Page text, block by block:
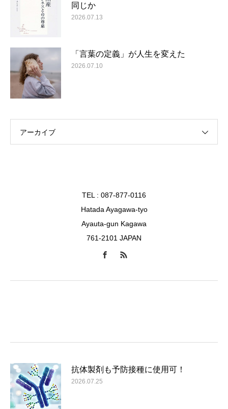
同じか
2026.07.13
「言葉の定義」が人生を変えた
2026.07.10
アーカイブ
TEL : 087-877-0116
Hatada Ayagawa-tyo
Ayauta-gun Kagawa
761-2101 JAPAN
抗体製剤も予防接種に使用可！
2026.07.25